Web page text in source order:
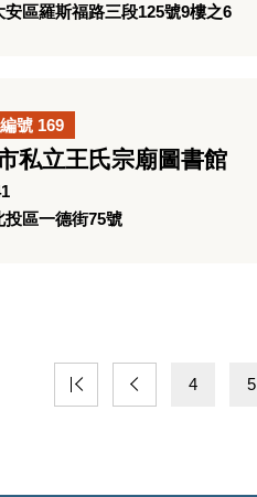
區羅斯福路三段125號9樓之6
號 169
私立王氏宗廟圖書館
區一德街75號
4 5